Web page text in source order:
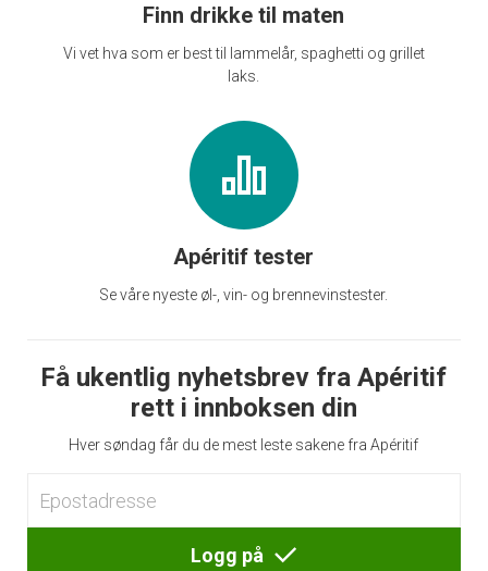
Finn drikke til maten
Vi vet hva som er best til lammelår, spaghetti og grillet
laks.
Apéritif tester
Se våre nyeste øl-, vin- og brennevinstester.
Få ukentlig nyhetsbrev fra Apéritif
rett i innboksen din
Hver søndag får du de mest leste sakene fra Apéritif
Logg på